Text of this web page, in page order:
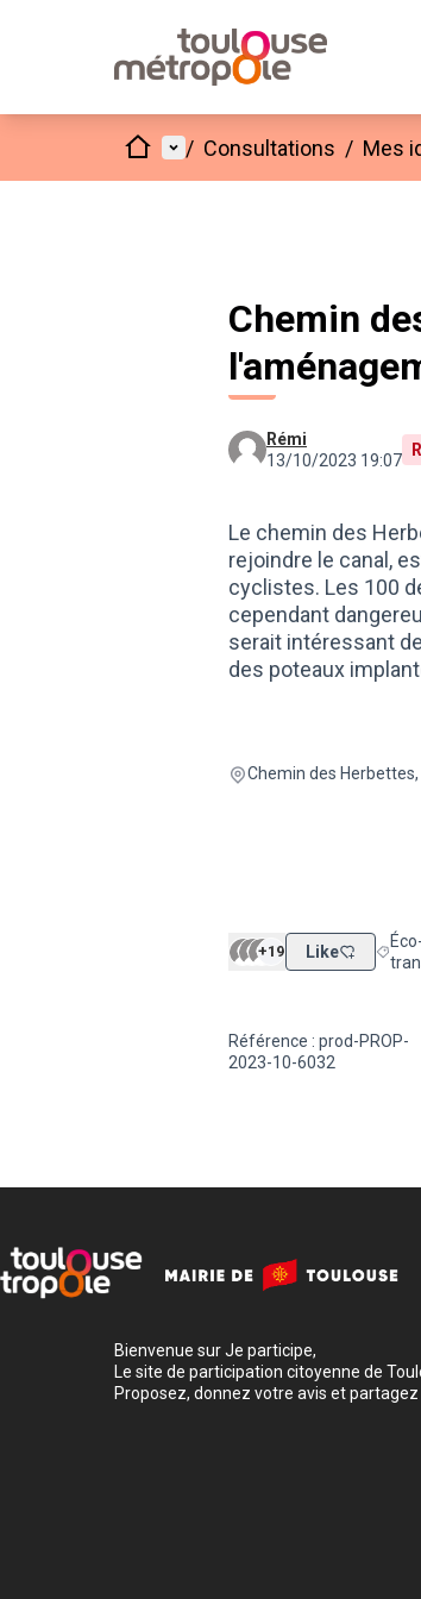
AccueilMenu principal
/ Consultations / Mes
Chemin
Rémi
13/10/2023 19:07
Le chemin des
rejoindre le canal,
cyclistes. Les 100
cependant
serait intéressant
des poteaux
Chemin des
+19 Like
Référence : prod-PROP-
2023-10-6032
Bienvenue sur Je participe,
Le site de participation citoyenne de
Proposez, donnez votre avis et partagez